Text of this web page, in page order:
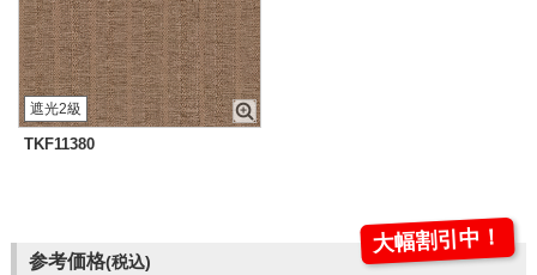
遮光2級
TKF11380
参考価格(税込)
大幅割引中！